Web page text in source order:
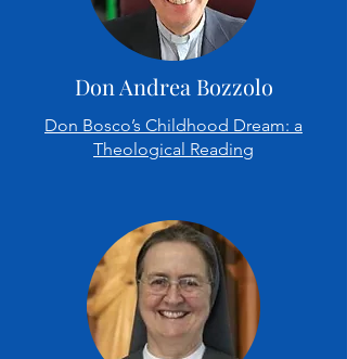
Don Andrea Bozzolo
Don Bosco’s Childhood Dream: a
Theological Reading